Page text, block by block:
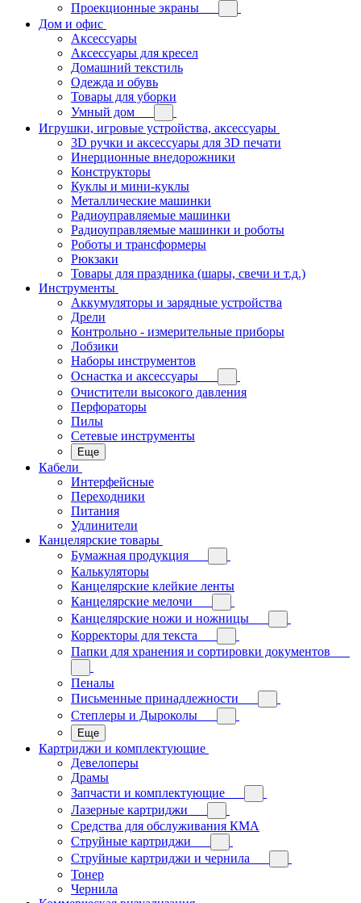
Проекционные экраны
Дом и офис
Аксессуары
Аксессуары для кресел
Домашний текстиль
Одежда и обувь
Товары для уборки
Умный дом
Игрушки, игровые устройства, аксессуары
3D ручки и аксессуары для 3D печати
Инерционные внедорожники
Конструкторы
Куклы и мини-куклы
Металлические машинки
Радиоуправляемые машинки
Радиоуправляемые машинки и роботы
Роботы и трансформеры
Рюкзаки
Товары для праздника (шары, свечи и т.д.)
Инструменты
Аккумуляторы и зарядные устройства
Дрели
Контрольно - измерительные приборы
Лобзики
Наборы инструментов
Оснастка и аксессуары
Очистители высокого давления
Перфораторы
Пилы
Сетевые инструменты
Еще
Кабели
Интерфейсные
Переходники
Питания
Удлинители
Канцелярские товары
Бумажная продукция
Калькуляторы
Канцелярские клейкие ленты
Канцелярские мелочи
Канцелярские ножи и ножницы
Корректоры для текста
Папки для хранения и сортировки документов
Пеналы
Письменные принадлежности
Степлеры и Дыроколы
Еще
Картриджи и комплектующие
Девелоперы
Драмы
Запчасти и комплектующие
Лазерные картриджи
Средства для обслуживания КМА
Струйные картриджи
Струйные картриджи и чернила
Тонер
Чернила